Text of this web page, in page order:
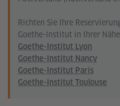
Richten Sie Ihre
Goethe-Institut in Ihrer
Goethe-Institut Lyon
Goethe-Institut Nancy
Goethe-Institut Paris
Goethe-Institut Toulouse